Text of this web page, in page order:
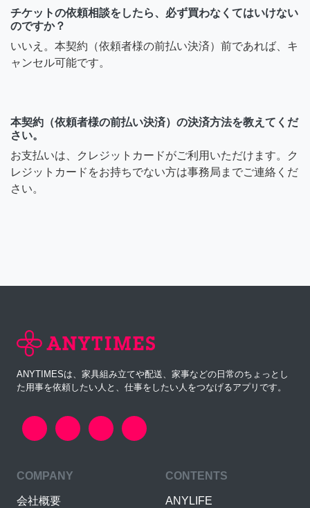
チケットの依頼相談をしたら、必ず買わなくてはいけない
のですか？
いいえ。本契約（依頼者様の前払い決済）前であれば、キ
ャンセル可能です。
本契約（依頼者様の前払い決済）の決済方法を教えてくだ
さい。
お支払いは、クレジットカードがご利用いただけます。ク
レジットカードをお持ちでない方は事務局までご連絡くだ
さい。
ANYTIMESは、家具組み立てや配送、家事などの日常のちょっとし
た用事を依頼したい人と、仕事をしたい人をつなげるアプリです。
COMPANY
会社概要
CONTENTS
ANYLIFE